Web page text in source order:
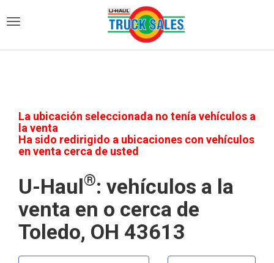
La ubicación seleccionada no tenía vehículos a
la venta
Ha sido redirigido a ubicaciones con vehículos
en venta cerca de usted
U-Haul®: vehículos a la
venta en o cerca de
Toledo, OH 43613